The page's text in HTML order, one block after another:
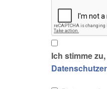
Ich stimme